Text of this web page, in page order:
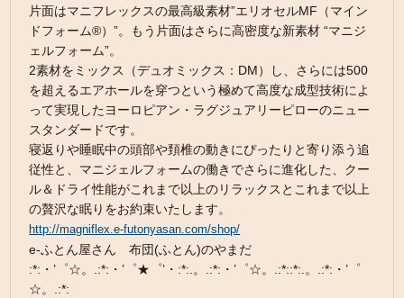
片面はマニフレックスの最高級素材”エリオセルMF（マイン
ドフォーム®）”。もう片面はさらに高密度な新素材 “マニジ
ェルフォーム”。
2素材をミックス（デュオミックス：DM）し、さらには500
を超えるエアホールを穿つという極めて高度な成型技術によ
って実現したヨーロピアン・ラグジュアリーピローのニュー
スタンダードです。
寝返りや睡眠中の頭部や頚椎の動きにぴったりと寄り添う追
従性と、マニジェルフォームの働きでさらに進化した、クー
ル＆ドライ性能がこれまで以上のリラックスとこれまで以上
の贅沢な眠りをお約束いたします。
http://magniflex.e-futonyasan.com/shop/
e-ふとん屋さん 布団(ふとん)のやまだ
:*:・’゜☆。.:*:・’゜★゜’・:*:.。.:*:・’゜☆。.:*::*:.。.:*:・’゜
☆。.:*: